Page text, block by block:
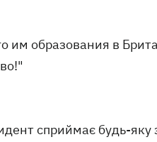
им образования в
сприймає будь-яку